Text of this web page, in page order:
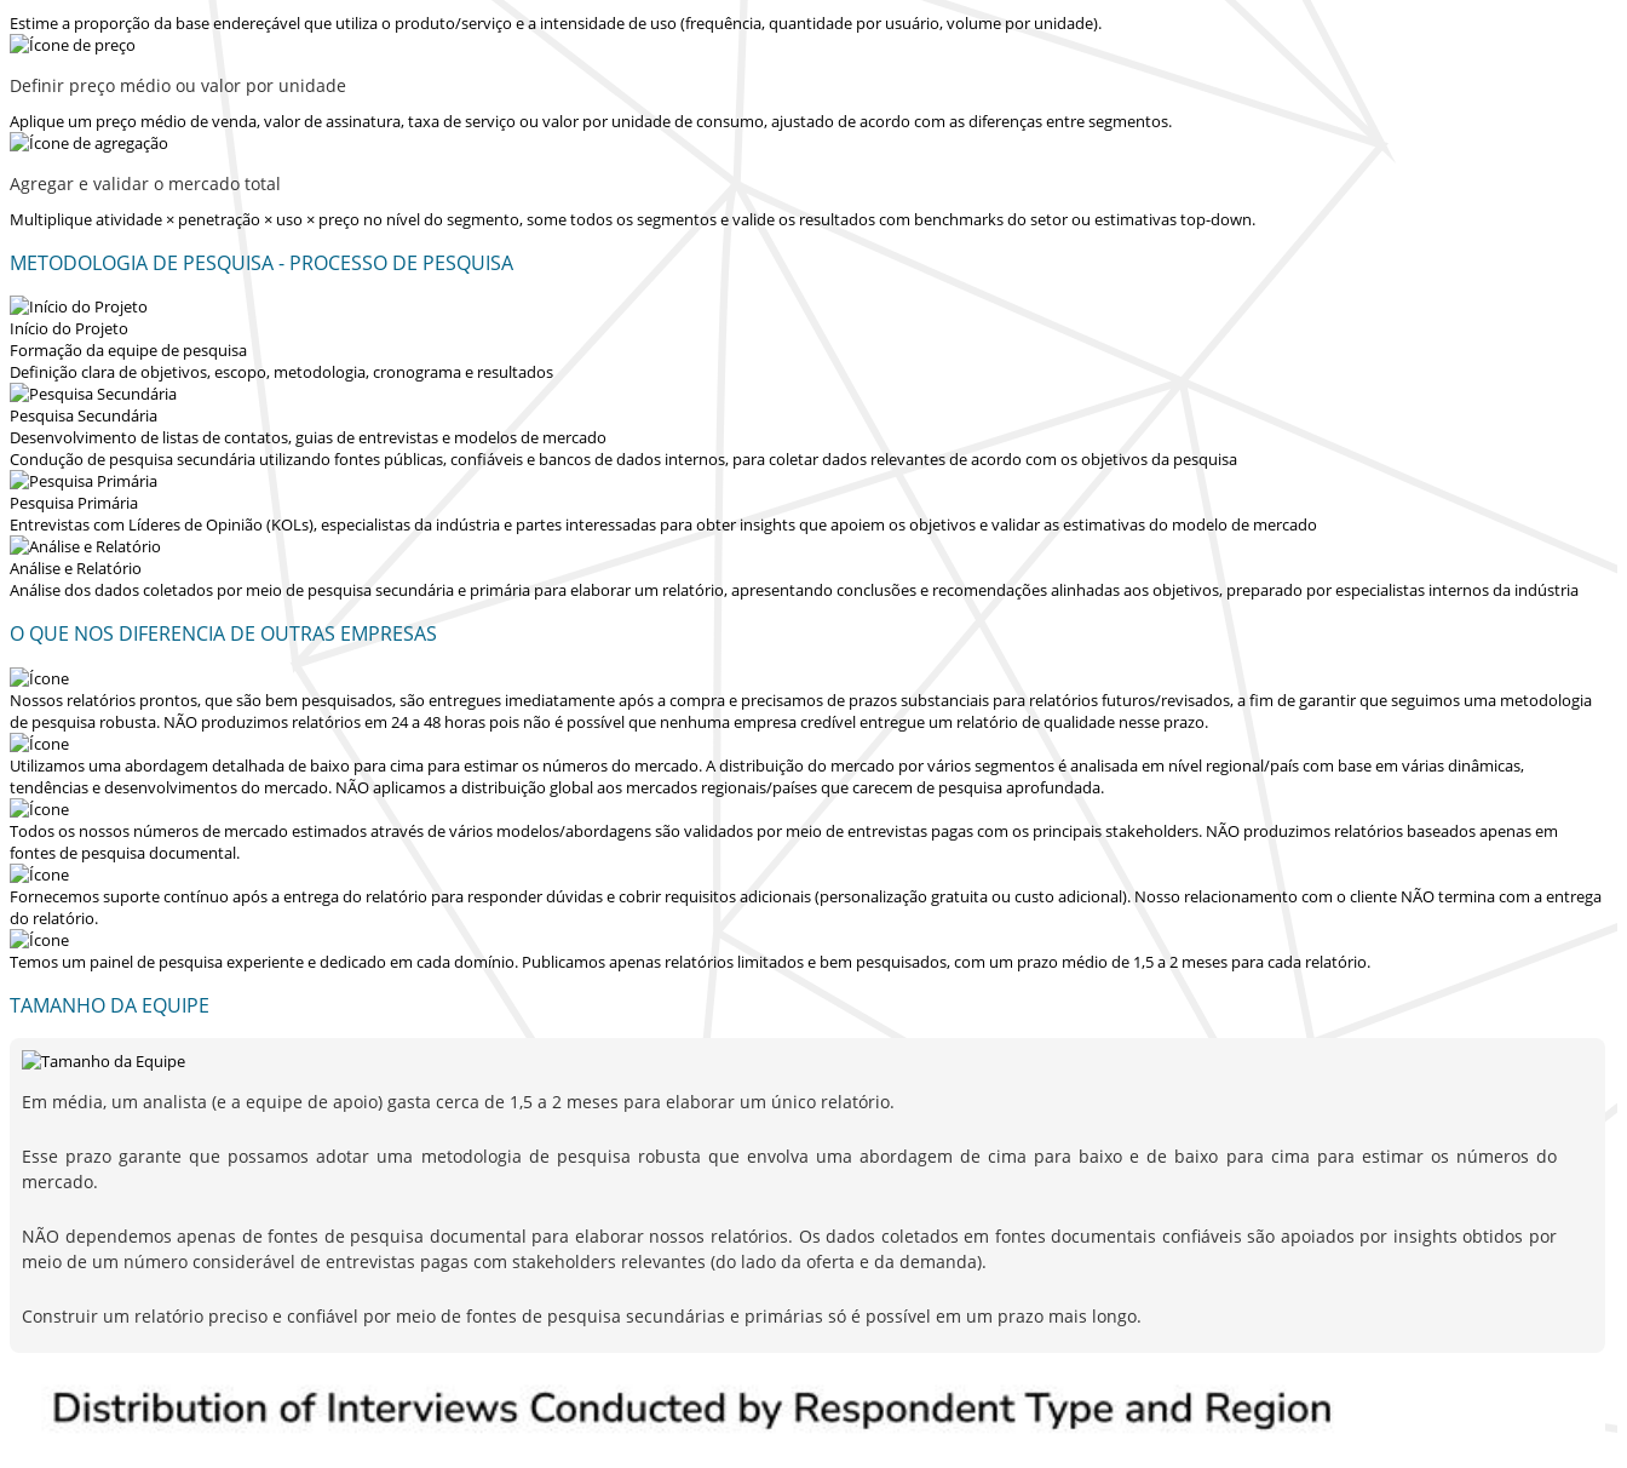
Estime a proporção da base endereçável que utiliza o produto/serviço e a intensidade de uso (frequência, quantidade por usuário, volume por unidade).
Definir preço médio ou valor por unidade
Aplique um preço médio de venda, valor de assinatura, taxa de serviço ou valor por unidade de consumo, ajustado de acordo com as diferenças entre segmentos.
Agregar e validar o mercado total
Multiplique atividade × penetração × uso × preço no nível do segmento, some todos os segmentos e valide os resultados com benchmarks do setor ou estimativas top-down.
METODOLOGIA DE PESQUISA - PROCESSO DE PESQUISA
Início do Projeto
Formação da equipe de pesquisa
Definição clara de objetivos, escopo, metodologia, cronograma e resultados
Pesquisa Secundária
Desenvolvimento de listas de contatos, guias de entrevistas e modelos de mercado
Condução de pesquisa secundária utilizando fontes públicas, confiáveis e bancos de dados internos, para coletar dados relevantes de acordo com os objetivos da pesquisa
Pesquisa Primária
Entrevistas com Líderes de Opinião (KOLs), especialistas da indústria e partes interessadas para obter insights que apoiem os objetivos e validar as estimativas do modelo de mercado
Análise e Relatório
Análise dos dados coletados por meio de pesquisa secundária e primária para elaborar um relatório, apresentando conclusões e recomendações alinhadas aos objetivos, preparado por especialistas internos da indústria
O QUE NOS DIFERENCIA DE OUTRAS EMPRESAS
Nossos relatórios prontos, que são bem pesquisados, são entregues imediatamente após a comprae precisamos de prazos substanciais para relatórios futuros/revisados, a fim de garantir que seguimos uma metodologia
de pesquisa robusta. NÃO produzimos relatórios em 24 a 48 horas pois não é possível que nenhuma empresa credível entregue um relatório de qualidade nesse prazo.
Utilizamos uma abordagem detalhada de baixo para cima para estimar os números do mercado. A distribuição do mercado por vários segmentos é analisada em nível regional/país com base em várias dinâmicas,
tendências e desenvolvimentos do mercado. NÃO aplicamos a distribuição global aos mercados regionais/paísesque carecem de pesquisa aprofundada.
Todos os nossos números de mercado estimados através de vários modelos/abordagens são validados por meio de entrevistas pagas com os principais stakeholders. NÃO produzimos relatórios baseados apenas em
fontes de pesquisa documental.
Fornecemos suporte contínuo após a entrega do relatório para responder dúvidas e cobrir requisitos adicionais (personalização gratuita ou custo adicional). Nosso relacionamento com o cliente NÃO termina com a entrega
do relatório.
Temos um painel de pesquisa experiente e dedicado em cada domínio. Publicamos apenas relatórios limitados e bem pesquisados, com um prazo médio de 1,5 a 2 meses para cada relatório.
TAMANHO DA EQUIPE
Em média, um analista (e a equipe de apoio) gasta cerca de 1,5 a 2 meses para elaborar um único relatório.
Esse prazo garante que possamos adotar uma metodologia de pesquisa robusta que envolva uma abordagem de cima para baixo e de baixo para cima para estimar os números do
mercado.
NÃO dependemos apenas de fontes de pesquisa documental para elaborar nossos relatórios. Os dados coletados em fontes documentais confiáveis são apoiados por insights obtidos por
meio de um número considerável de entrevistas pagas com stakeholders relevantes (do lado da oferta e da demanda).
Construir um relatório preciso e confiável por meio de fontes de pesquisa secundárias e primárias só é possível em um prazo mais longo.